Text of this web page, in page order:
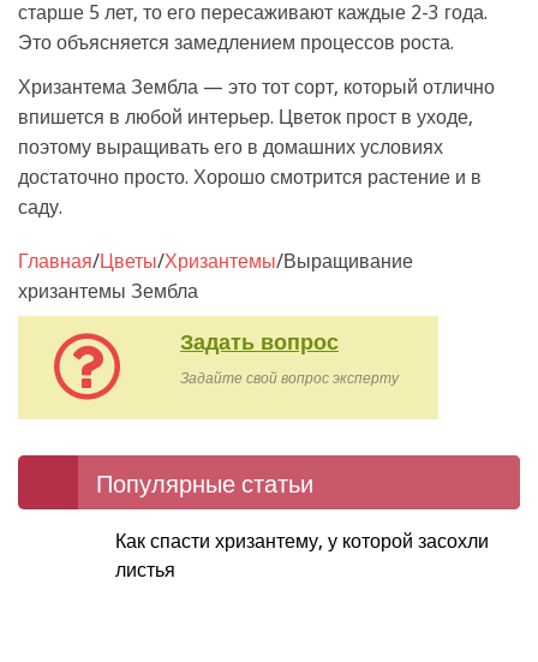
старше 5 лет, то его пересаживают каждые 2-3 года.
Это объясняется замедлением процессов роста.
Хризантема Зембла — это тот сорт, который отлично
впишется в любой интерьер. Цветок прост в уходе,
поэтому выращивать его в домашних условиях
достаточно просто. Хорошо смотрится растение и в
саду.
Главная/Цветы/Хризантемы/Выращивание
хризантемы Зембла
Задать вопрос
Задайте свой вопрос эксперту
Популярные статьи
Как спасти хризантему, у которой засохли
листья